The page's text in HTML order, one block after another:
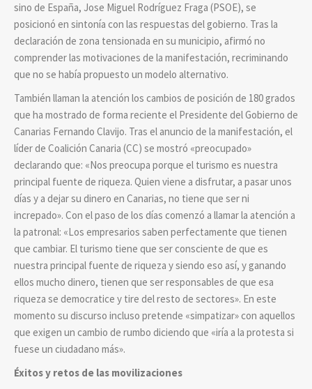
sino de España, Jose Miguel Rodríguez Fraga (PSOE), se
posicionó en sintonía con las respuestas del gobierno. Tras la
declaración de zona tensionada en su municipio, afirmó no
comprender las motivaciones de la manifestación, recriminando
que no se había propuesto un modelo alternativo.
También llaman la atención los cambios de posición de 180 grados
que ha mostrado de forma reciente el Presidente del Gobierno de
Canarias Fernando Clavijo. Tras el anuncio de la manifestación, el
líder de Coalición Canaria (CC) se mostró «preocupado»
declarando que: «Nos preocupa porque el turismo es nuestra
principal fuente de riqueza. Quien viene a disfrutar, a pasar unos
días y a dejar su dinero en Canarias, no tiene que ser ni
increpado». Con el paso de los días comenzó a llamar la atención a
la patronal: «Los empresarios saben perfectamente que tienen
que cambiar. El turismo tiene que ser consciente de que es
nuestra principal fuente de riqueza y siendo eso así, y ganando
ellos mucho dinero, tienen que ser responsables de que esa
riqueza se democratice y tire del resto de sectores». En este
momento su discurso incluso pretende «simpatizar» con aquellos
que exigen un cambio de rumbo diciendo que «iría a la protesta si
fuese un ciudadano más».
Éxitos y retos de las movilizaciones